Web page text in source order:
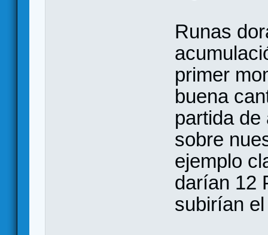
Runas
primer
buena
partida de
sobre
ejemplo
darían 12
subirían